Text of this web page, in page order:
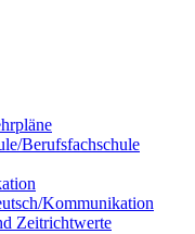
Berufsfachschule
Kommunikation
Zeitrichtwerte